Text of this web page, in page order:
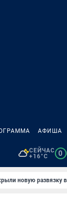
АФИША
СЕЙЧАС
+16°C
0
новую развязку